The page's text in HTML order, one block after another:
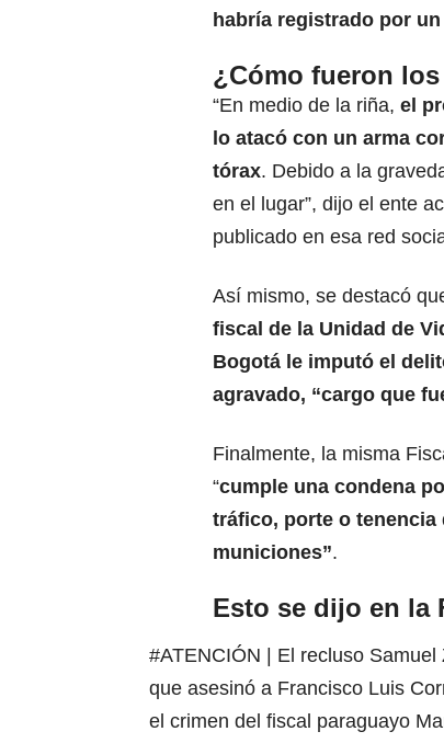
habría registrado por
¿Cómo fueron
“En medio de la riña, el
lo atacó con un arma
tórax. Debido a la
en el lugar”, dijo el ente
publicado en esa red
Así mismo, se destacó
fiscal de la Unidad de
Bogotá le imputó el
agravado, “cargo que
Finalmente, la misma
“cumple una condena
tráfico, porte o tenencia
municiones”.
Esto se dijo en la
#ATENCIÓN | El recluso
que asesinó a Francisco Luis
el crimen del fiscal paraguayo